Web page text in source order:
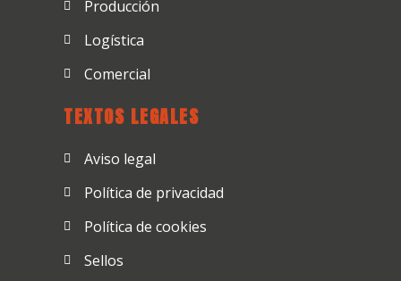
Producción
Logística
Comercial
TEXTOS LEGALES
Aviso legal
Política de privacidad
Política de cookies
Sellos